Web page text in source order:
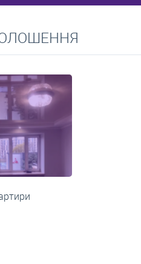
оренду квартир, особняків,